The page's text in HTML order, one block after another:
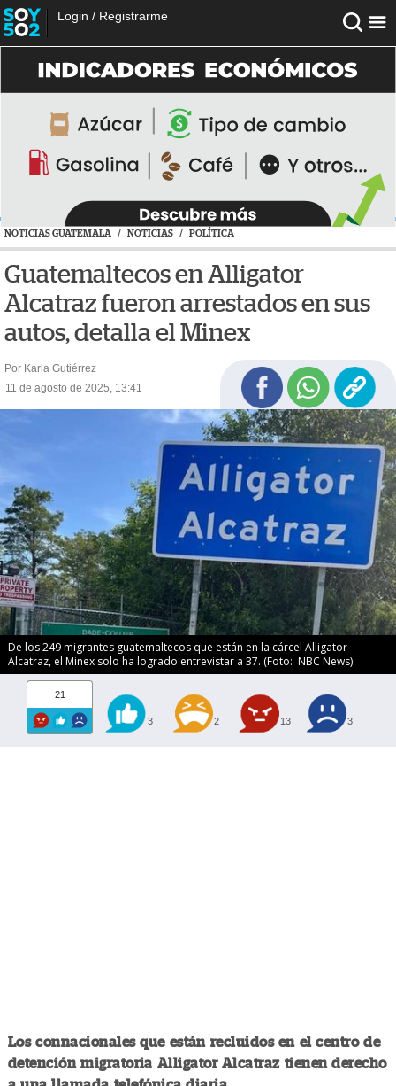
Login / Registrarme
NOTICIAS GUATEMALA / NOTICIAS / POLÍTICA
Guatemaltecos en Alligator
Alcatraz fueron arrestados en sus
autos, detalla el Minex
Por Karla Gutiérrez
11 de agosto de 2025, 13:41
De los 249 migrantes guatemaltecos que están en la cárcel Alligator
Alcatraz, el Minex solo ha logrado entrevistar a 37. (Foto: NBC News)
21
3 2 13 3
Los connacionales que están recluidos en el centro de
detención migratoria Alligator Alcatraz tienen derecho